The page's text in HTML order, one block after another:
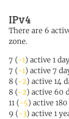
IPv4
There are 6
zone.
7 (-1) active 1
7 (-1) active 7
8 (-2) active 14
8 (-2) active 60
11 (-5) active
9 (-3) active 1